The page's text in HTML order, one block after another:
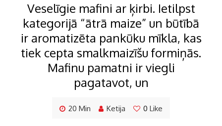
Veselīgie mafini ar ķirbi. Ietilpst
kategorijā “ātrā maize” un būtībā
ir aromatizēta pankūku mīkla, kas
tiek cepta smalkmaizīšu formiņās.
Mafinu pamatni ir viegli
pagatavot, un
20 Min Ketija 0 Like